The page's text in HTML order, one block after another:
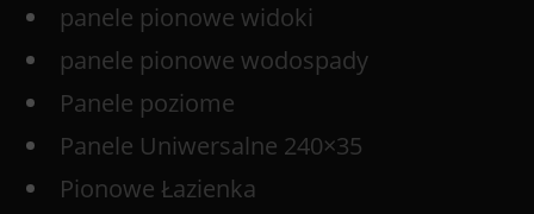
panele pionowe widoki
panele pionowe wodospady
Panele poziome
Panele Uniwersalne 240×35
Pionowe Łazienka